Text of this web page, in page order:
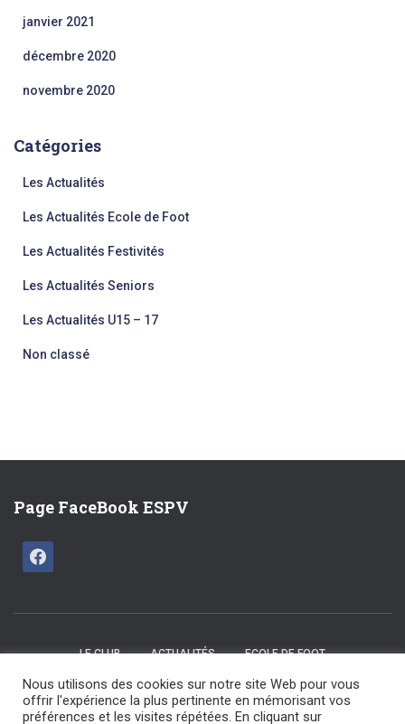
janvier 2021
décembre 2020
novembre 2020
Catégories
Les Actualités
Les Actualités Ecole de Foot
Les Actualités Festivités
Les Actualités Seniors
Les Actualités U15 – 17
Non classé
Page FaceBook ESPV
LE CLUB ACTUALITÉS ECOLE DE FOOT
CATÉGORIES U15 / U17 SENIORS LES COMMISSIONS
Nous utilisons des cookies sur notre site Web pour vous
offrir l'expérience la plus pertinente en mémorisant vos
préférences et les visites répétées. En cliquant sur